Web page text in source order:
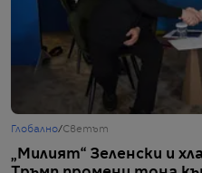
Глобално/Светът
„Милият“ Зеленски и